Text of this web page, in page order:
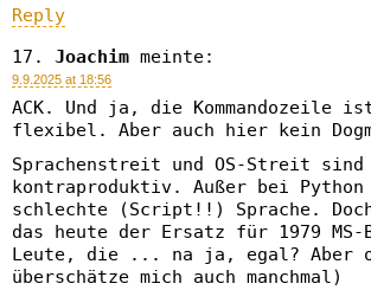
Reply
Joachim meinte:
9.9.2025 at 18:56
ACK. Und ja, die Kommandozeile
flexibel. Aber auch hier kein
Sprachenstreit und OS-Streit sind
kontraproduktiv. Außer bei Python
schlechte (Script!!) Sprache.
das heute der Ersatz für 1979
Leute, die ... na ja, egal? Aber
überschätze mich auch manchmal)